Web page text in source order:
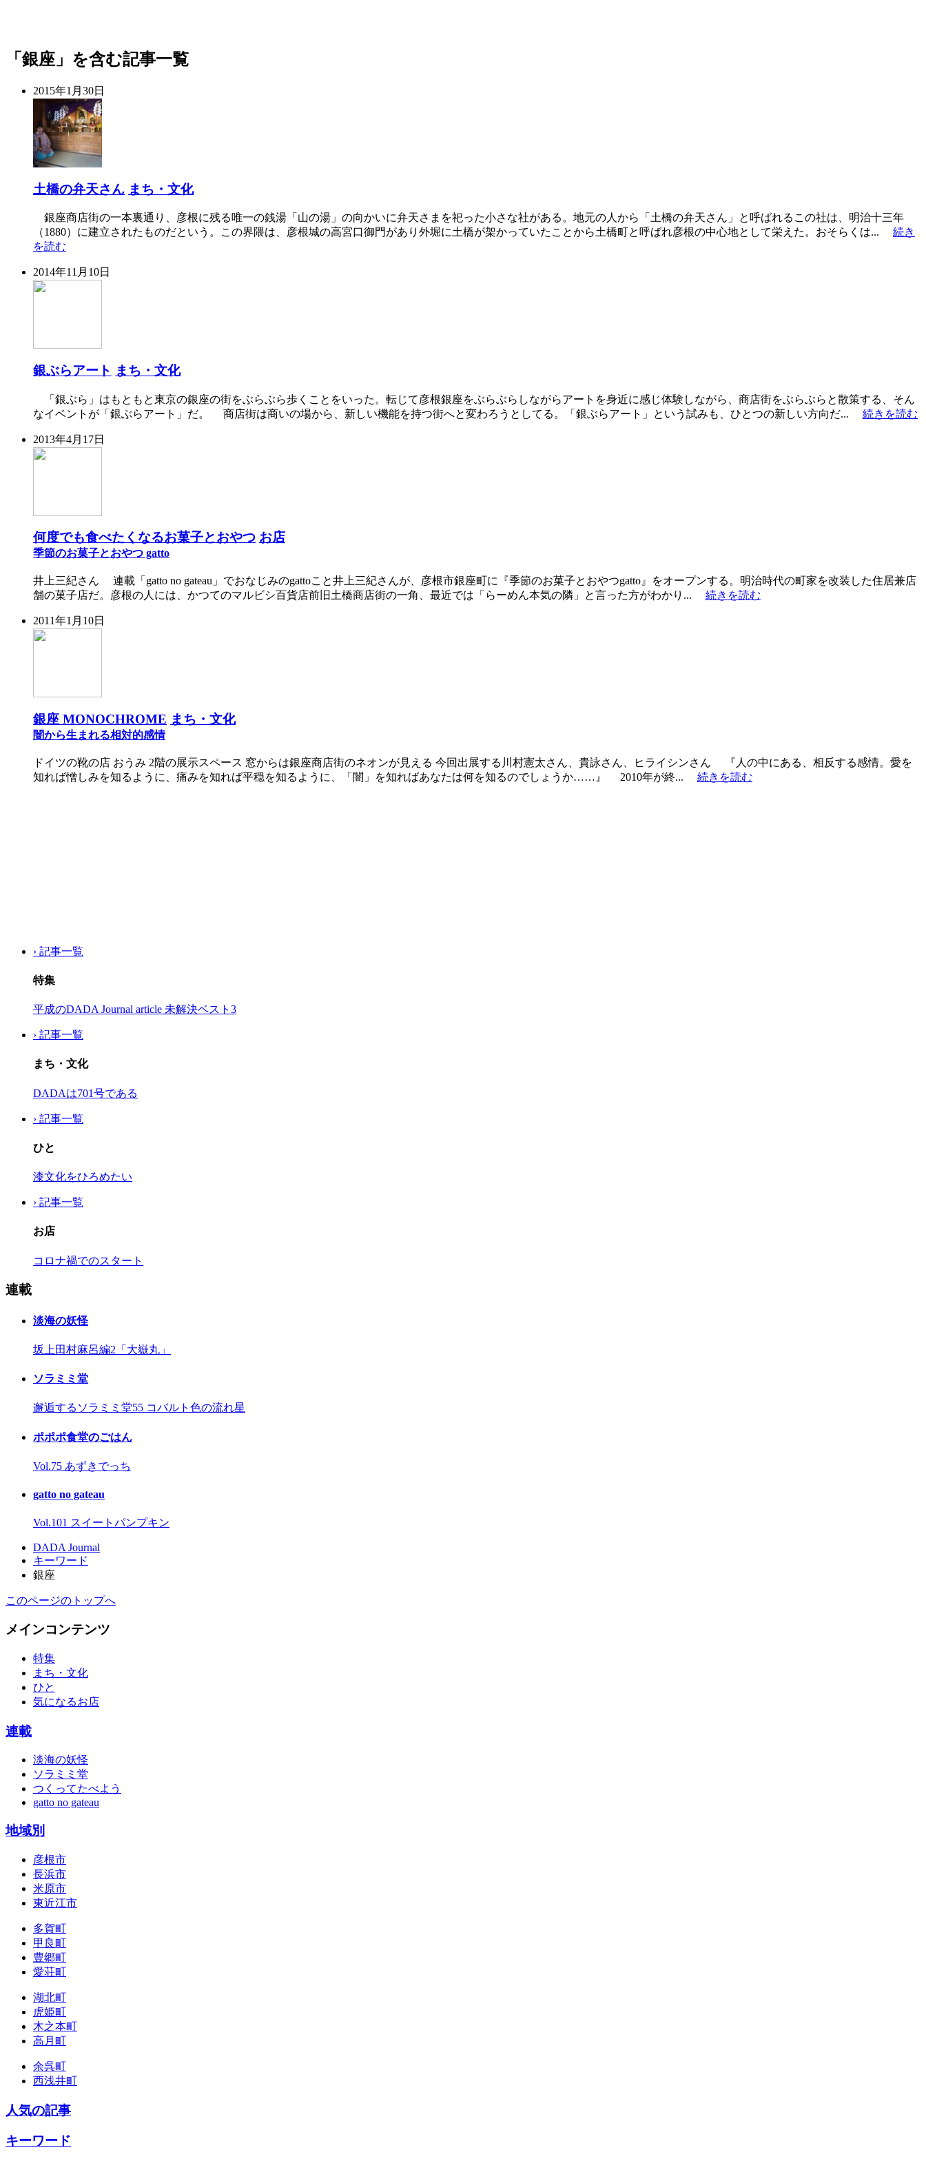
「銀座」を含む記事一覧
2015年1月30日
土橋の弁天さん まち・文化
銀座商店街の一本裏通り、彦根に残る唯一の銭湯「山の湯」の向かいに弁天さまを祀った小さな社がある。地元の人から「土橋の弁天さん」と呼ばれるこの社は、明治十三年
（1880）に建立されたものだという。この界隈は、彦根城の高宮口御門があり外堀に土橋が架かっていたことから土橋町と呼ばれ彦根の中心地として栄えた。おそらくは... 続き
を読む
2014年11月10日
銀ぶらアート まち・文化
「銀ぶら」はもともと東京の銀座の街をぶらぶら歩くことをいった。転じて彦根銀座をぶらぶらしながらアートを身近に感じ体験しながら、商店街をぶらぶらと散策する、そん
なイベントが「銀ぶらアート」だ。 商店街は商いの場から、新しい機能を持つ街へと変わろうとしてる。「銀ぶらアート」という試みも、ひとつの新しい方向だ... 続きを読む
2013年4月17日
何度でも食べたくなるお菓子とおやつ お店
季節のお菓子とおやつ gatto
井上三紀さん 連載「gatto no gateau」でおなじみのgattoこと井上三紀さんが、彦根市銀座町に『季節のお菓子とおやつgatto』をオープンする。明治時代の町家を改装した住居兼店
舗の菓子店だ。彦根の人には、かつてのマルビシ百貨店前旧土橋商店街の一角、最近では「らーめん本気の隣」と言った方がわかり... 続きを読む
2011年1月10日
銀座 MONOCHROME まち・文化
闇から生まれる相対的感情
ドイツの靴の店 おうみ 2階の展示スペース 窓からは銀座商店街のネオンが見える 今回出展する川村憲太さん、貴詠さん、ヒライシンさん 『人の中にある、相反する感情。愛を
知れば憎しみを知るように、痛みを知れば平穏を知るように、「闇」を知ればあなたは何を知るのでしょうか……』 2010年が終... 続きを読む
› 記事一覧
特集
平成のDADA Journal article 未解決ベスト3
› 記事一覧
まち・文化
DADAは701号である
› 記事一覧
ひと
漆文化をひろめたい
› 記事一覧
お店
コロナ禍でのスタート
連載
淡海の妖怪
坂上田村麻呂編2「大嶽丸」
ソラミミ堂
邂逅するソラミミ堂55 コバルト色の流れ星
ポポポ食堂のごはん
Vol.75 あずきでっち
gatto no gateau
Vol.101 スイートパンプキン
DADA Journal
キーワード
銀座
このページのトップへ
メインコンテンツ
特集
まち・文化
ひと
気になるお店
連載
淡海の妖怪
ソラミミ堂
つくってたべよう
gatto no gateau
地域別
彦根市
長浜市
米原市
東近江市
多賀町
甲良町
豊郷町
愛荘町
湖北町
虎姫町
木之本町
高月町
余呉町
西浅井町
人気の記事
キーワード